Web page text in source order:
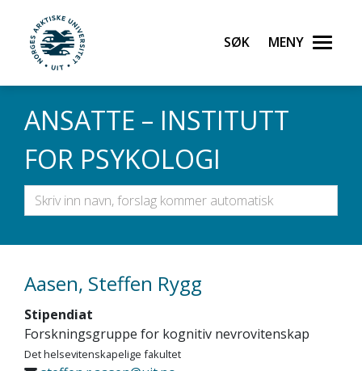
Gå til hovedinnhold
UiT Norges arktiske universitet
Søk Meny
ANSATTE – INSTITUTT
FOR PSYKOLOGI
Aasen, Steffen Rygg
Stipendiat
Forskningsgruppe for kognitiv nevrovitenskap
Det helsevitenskapelige fakultet